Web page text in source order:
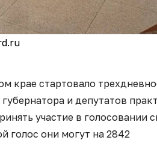
крае стартовало
и депутатов
участие в голосовании
голос они могут на 2842